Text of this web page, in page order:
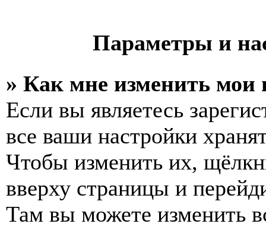
Параметры и
» Как мне изменить мои
Если вы являетесь
все ваши настройки
Чтобы изменить их,
вверху страницы и
Там вы можете изменить